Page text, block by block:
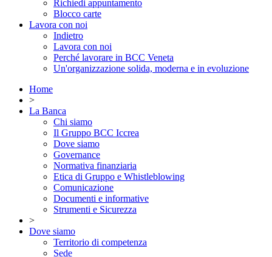
Richiedi appuntamento
Blocco carte
Lavora con noi
Indietro
Lavora con noi
Perché lavorare in BCC Veneta
Un'organizzazione solida, moderna e in evoluzione
Home
>
La Banca
Chi siamo
Il Gruppo BCC Iccrea
Dove siamo
Governance
Normativa finanziaria
Etica di Gruppo e Whistleblowing
Comunicazione
Documenti e informative
Strumenti e Sicurezza
>
Dove siamo
Territorio di competenza
Sede